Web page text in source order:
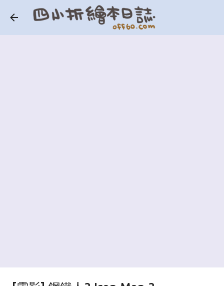
跳到主要內容